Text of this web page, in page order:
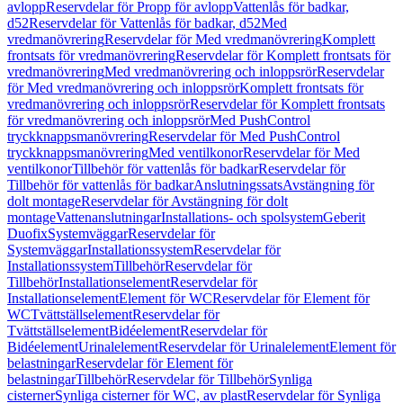
avloppReservdelar för Propp för avloppVattenlås för badkar,
d52Reservdelar för Vattenlås för badkar, d52Med
vredmanövreringReservdelar för Med vredmanövreringKomplett
frontsats för vredmanövreringReservdelar för Komplett frontsats för
vredmanövreringMed vredmanövrering och inloppsrörReservdelar
för Med vredmanövrering och inloppsrörKomplett frontsats för
vredmanövrering och inloppsrörReservdelar för Komplett frontsats
för vredmanövrering och inloppsrörMed PushControl
tryckknappsmanövreringReservdelar för Med PushControl
tryckknappsmanövreringMed ventilkonorReservdelar för Med
ventilkonorTillbehör för vattenlås för badkarReservdelar för
Tillbehör för vattenlås för badkarAnslutningssatsAvstängning för
dolt montageReservdelar för Avstängning för dolt
montageVattenanslutningarInstallations- och spolsystemGeberit
DuofixSystemväggarReservdelar för
SystemväggarInstallationssystemReservdelar för
InstallationssystemTillbehörReservdelar för
TillbehörInstallationselementReservdelar för
InstallationselementElement för WCReservdelar för Element för
WCTvättställselementReservdelar för
TvättställselementBidéelementReservdelar för
BidéelementUrinalelementReservdelar för UrinalelementElement för
belastningarReservdelar för Element för
belastningarTillbehörReservdelar för TillbehörSynliga
cisternerSynliga cisterner för WC, av plastReservdelar för Synliga